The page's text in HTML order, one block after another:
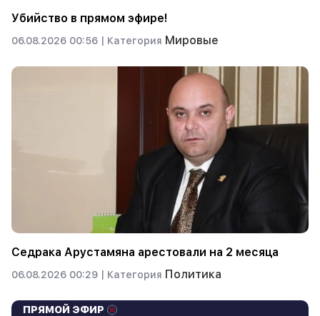
Убийство в прямом эфире!
06.08.2026 00:56 | Категория Мировые
Седрака Арустамяна арестовали на 2 месяца
06.08.2026 00:29 | Категория Политика
ПРЯМОЙ ЭФИР